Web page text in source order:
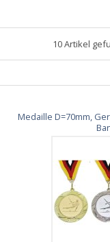
10 Artikel
Medaille D=70mm,